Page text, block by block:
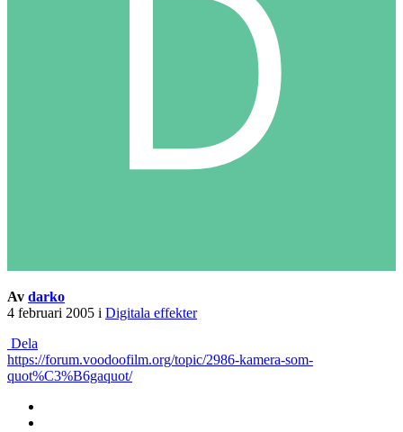
Av darko
4 februari 2005 i Digitala effekter
Dela
https://forum.voodoofilm.org/topic/2986-kamera-som-
quot%C3%B6gaquot/